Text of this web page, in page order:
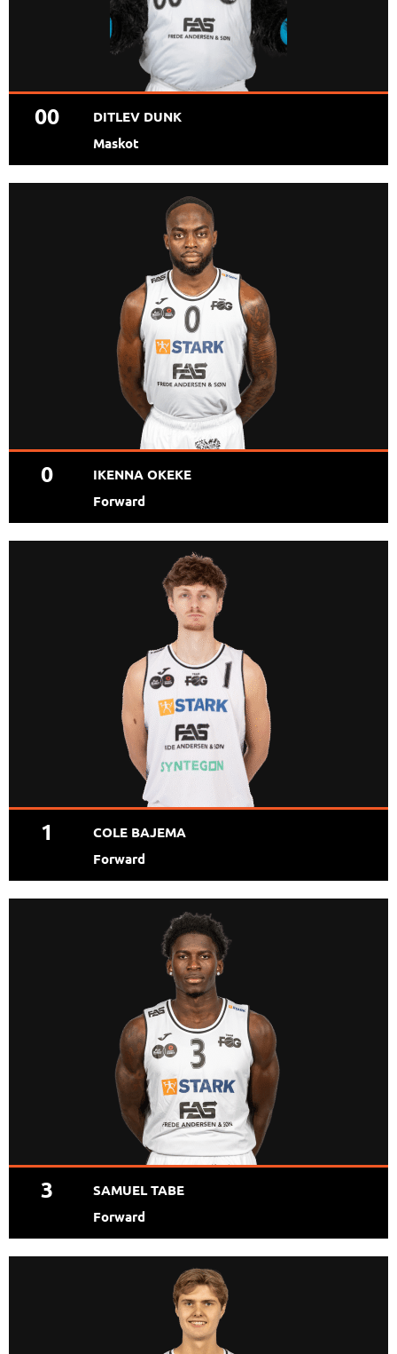
00
DITLEV DUNK
Maskot
0
IKENNA OKEKE
Forward
1
COLE BAJEMA
Forward
3
SAMUEL TABE
Forward